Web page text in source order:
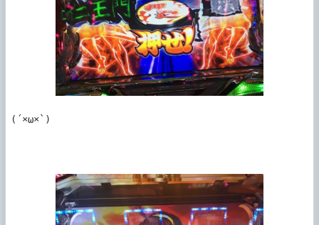
(´×ω×`)